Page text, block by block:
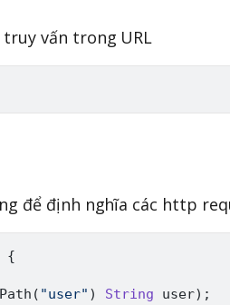
vấn trong URL
để định nghĩa các http
{
( "user" ) String user) ;